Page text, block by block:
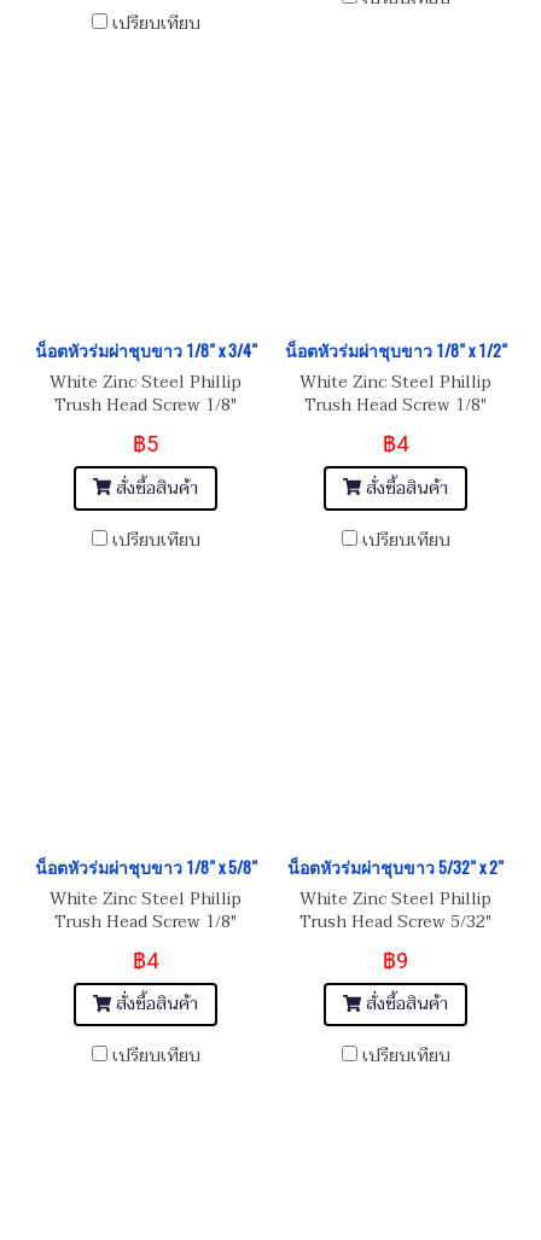
เปรียบเทียบ
น็อตหัวร่มผ่าชุบขาว 1/8" x 3/4"
White Zinc Steel Phillip
Trush Head Screw 1/8"
(BSW) 40
฿5
สั่งซื้อสินค้า
เปรียบเทียบ
น็อตหัวร่มผ่าชุบขาว 1/8" x 1/2"
White Zinc Steel Phillip
Trush Head Screw 1/8"
(BSW) 40
฿4
สั่งซื้อสินค้า
เปรียบเทียบ
น็อตหัวร่มผ่าชุบขาว 1/8" x 5/8"
White Zinc Steel Phillip
Trush Head Screw 1/8"
฿4
สั่งซื้อสินค้า
เปรียบเทียบ
น็อตหัวร่มผ่าชุบขาว 5/32" x 2"
White Zinc Steel Phillip
Trush Head Screw 5/32"
฿9
สั่งซื้อสินค้า
เปรียบเทียบ